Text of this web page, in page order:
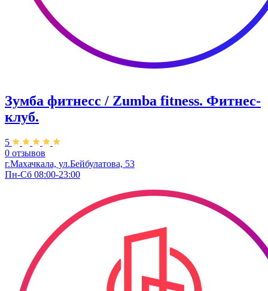
Зумба фитнесс / Zumba fitness. Фитнес-
клуб.
5
0 отзывов
г.Махачкала, ул.Бейбулатова, 53
Пн-Сб 08:00-23:00